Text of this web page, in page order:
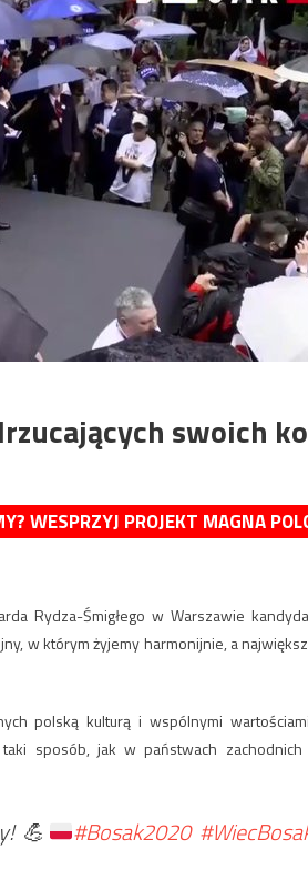
swoich
WESPRZYJ PROJEKT MAGNA
Rydza-Śmigłego w Warszawie
w którym żyjemy harmonijnie, a
polską kulturą i wspólnymi
sposób, jak w państwach
💪 #Bosak2020